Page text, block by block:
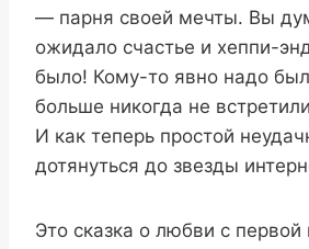
— парня своей мечты. Вы
ожидало счастье и хеппи-
было! Кому-то явно надо
больше никогда не
И как теперь простой
дотянуться до звезды
Это сказка о любви с первой